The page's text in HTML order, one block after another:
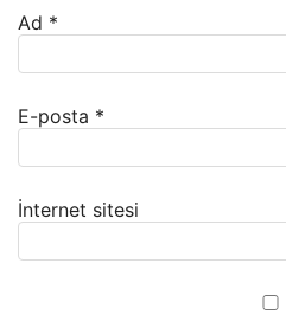
Ad *
E-posta *
İnternet sitesi